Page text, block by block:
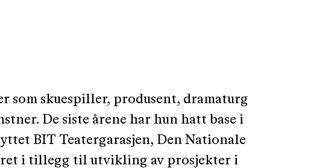
som skuespiller, produsent, dramaturg
De siste årene har hun hatt base i
BIT Teatergarasjen, Den Nationale
i tillegg til utvikling av prosjekter i